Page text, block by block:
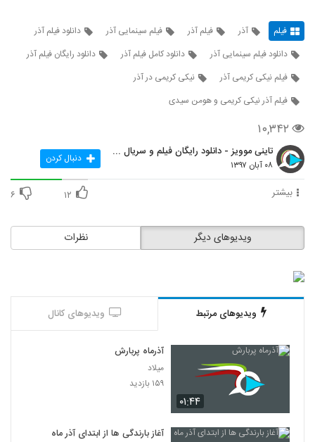
فیلم آذر فیلم آذر فیلم سینمایی آذر
دانلود فیلم آذر
دانلود فیلم سینمایی آذر
دانلود کامل فیلم آذر
دانلود رایگان فیلم آذر
فیلم نیکی کریمی آذر
نیکی کریمی در آذر
فیلم آذر نیکی کریمی و هومن سیدی
۱۰,۳۴۲
تاینی موویز - دانلود رایگان فیلم و سریال ایرانی جد
۰۸ آبان ۱۳۹۷ دنبال کردن
بیشتر ۱۲ ۶
نظرات ویدیوهای دیگر
ویدیوهای مرتبط ویدیوهای کانال
۰۱:۴۴
آذرماه پربارش
میلاد
۱۵۹ بازدید
آغاز بارندگی ها از ابتدای آذر ماه